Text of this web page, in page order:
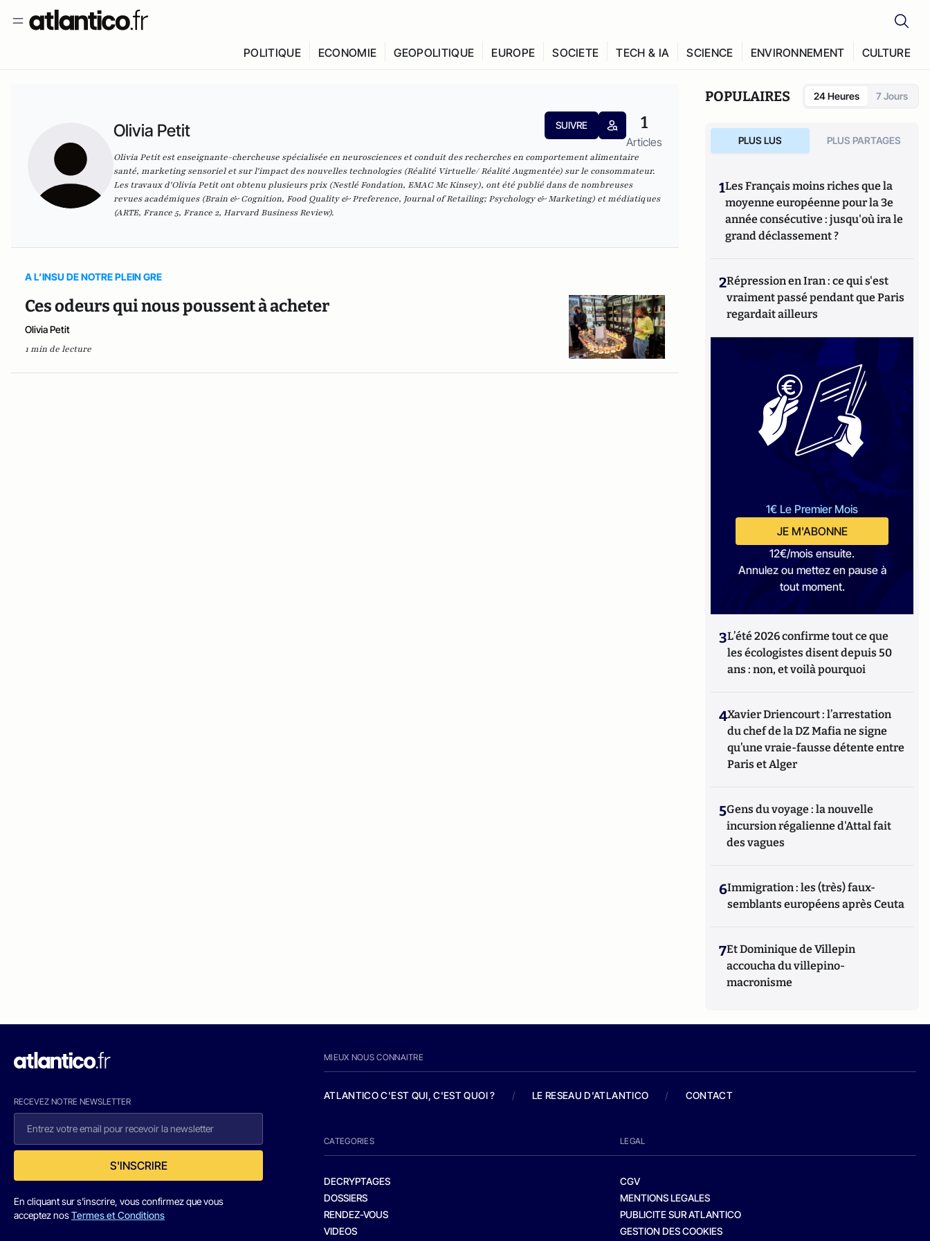
POLITIQUE ECONOMIE GEOPOLITIQUE EUROPE SOCIETE TECH & IA SCIENCE ENVIRONNEMENT CULTURE
Olivia Petit SUIVRE 1
Articles
Olivia Petit est enseignante-chercheuse spécialisée en neurosciences et conduit des recherches en comportement alimentaire
santé, marketing sensoriel et sur l'impact des nouvelles technologies (Réalité Virtuelle/ Réalité Augmentée) sur le consommateur.
Les travaux d'Olivia Petit ont obtenu plusieurs prix (Nestlé Fondation, EMAC Mc Kinsey), ont été publié dans de nombreuses
revues académiques (Brain & Cognition, Food Quality & Preference, Journal of Retailing; Psychology & Marketing) et médiatiques
(ARTE, France 5, France 2, Harvard Business Review).
A L’INSU DE NOTRE PLEIN GRE
Ces odeurs qui nous poussent à acheter
Olivia Petit
1 min de lecture
POPULAIRES 24 Heures 7 Jours
PLUS LUS PLUS PARTAGES
1Les Français moins riches que la
moyenne européenne pour la 3e
année consécutive : jusqu'où ira le
grand déclassement ?
2Répression en Iran : ce qui s'est
vraiment passé pendant que Paris
regardait ailleurs
1€ Le Premier Mois
JE M'ABONNE
12€/mois ensuite.
Annulez ou mettez en pause à
tout moment.
3L’été 2026 confirme tout ce que
les écologistes disent depuis 50
ans : non, et voilà pourquoi
4Xavier Driencourt : l’arrestation
du chef de la DZ Mafia ne signe
qu’une vraie-fausse détente entre
Paris et Alger
5Gens du voyage : la nouvelle
incursion régalienne d'Attal fait
des vagues
6Immigration : les (très) faux-
semblants européens après Ceuta
7Et Dominique de Villepin
accoucha du villepino-
macronisme
RECEVEZ NOTRE NEWSLETTER
S'INSCRIRE
En cliquant sur s'inscrire, vous confirmez que vous
acceptez nosTermes et Conditions
MIEUX NOUS CONNAITRE
ATLANTICO C'EST QUI, C'EST QUOI ? / LE RESEAU D'ATLANTICO / CONTACT
CATEGORIES
DECRYPTAGES
DOSSIERS
RENDEZ-VOUS
VIDEOS
LEGAL
CGV
MENTIONS LEGALES
PUBLICITE SUR ATLANTICO
GESTION DES COOKIES